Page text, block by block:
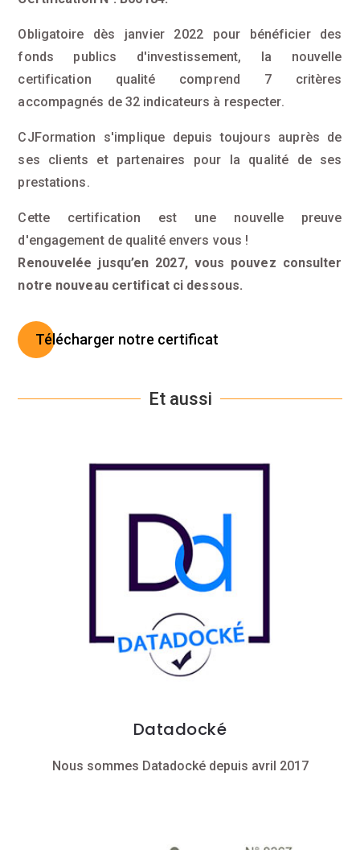
Obligatoire dès janvier 2022 pour bénéficier des
fonds publics d'investissement, la nouvelle
certification qualité comprend 7 critères
accompagnés de 32 indicateurs à respecter.
CJFormation s'implique depuis toujours auprès de
ses clients et partenaires pour la qualité de ses
prestations.
Cette certification est une nouvelle preuve
d'engagement de qualité envers vous !
Renouvelée jusqu’en 2027, vous pouvez consulter
notre nouveau certificat ci dessous.
Télécharger notre certificat
Et aussi
Datadocké
Nous sommes Datadocké depuis avril 2017